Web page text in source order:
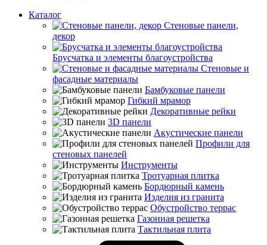
Каталог
Стеновые панели,
декор
Брусчатка и элементы благоустройства
Стеновые и
фасадные материалы
Бамбуковые панели
Гибкий мрамор
Декоративные рейки
3D панели
Акустические панели
Профили для
стеновых панелей
Инструменты
Тротуарная плитка
Бордюрный камень
Изделия из гранита
Обустройство террас
Газонная решетка
Тактильная плита